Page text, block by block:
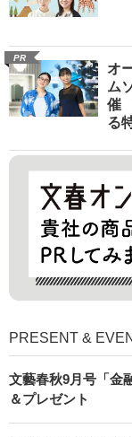
PR
オ
ム
催
る
PRESENT &
文藝春秋9月号「金
＆プレゼント